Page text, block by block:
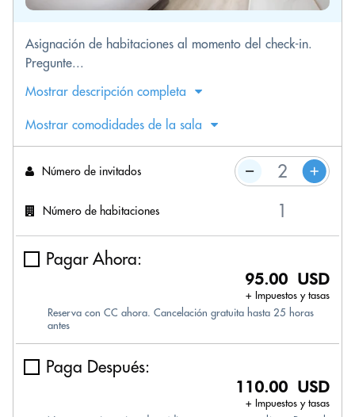
Asignación de habitaciones al momento del check-in.
Pregunte...
Mostrar descripción completa
Mostrar comodidades de la sala
Número de invitados
Número de habitaciones
Pagar Ahora:
95.00 USD
+ Impuestos y tasas
Reserva con CC ahora. Cancelación gratuita hasta 25 horas
antes
Paga Después:
110.00 USD
+ Impuestos y tasas